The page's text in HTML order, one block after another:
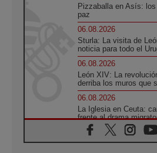
Pizzaballa en Asís:
paz
06.08.2026
Sturla: La visita de
noticia para todo el
06.08.2026
León XIV: La
derriba los muros que
06.08.2026
La Iglesia en Ceuta:
frente al drama
06.08.2026
La visita del Papa a